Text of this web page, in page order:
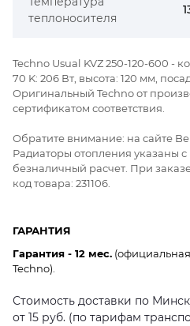
теплоносителя
Techno Usual KVZ 250-120-600 -
70 K: 206 Вт, высота: 120 мм,
Оригинальный Techno от
сертификатом соответствия.
Обратите внимание: на сайте
Радиаторы отопления указаны
безналичный расчет. При
код товара: 231106.
ГАРАНТИЯ
Гарантия - 12 мес.
Techno).
Стоимость доставки по
от 15 руб. (по тарифам